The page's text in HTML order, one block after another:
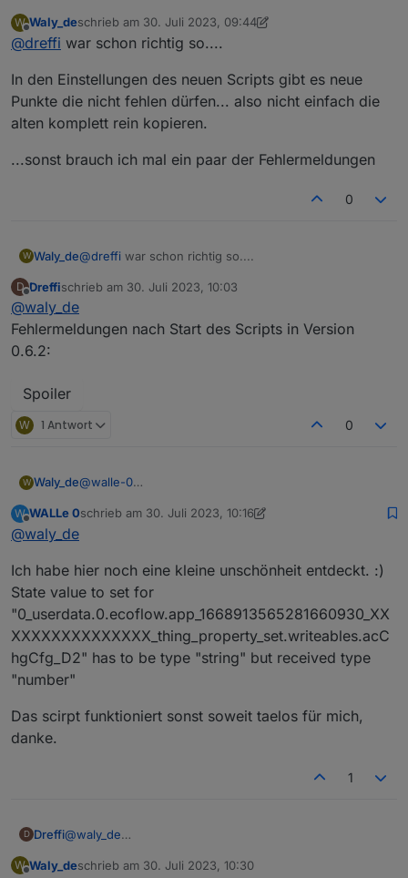
Skript am besten aus?
Ich habe das alte gestoppt, ein neues angelegt und die
des Skripts erhalte ich dann massig rote Fehlereinträge
im Log.
W
Offline
Waly_deschrieb am 30. Juli 2023, 09:44
zuletzt editiert von Waly_de
@dreffi war schon richtig so....
In den Einstellungen des neuen Scripts gibt es neue
Punkte die nicht fehlen dürfen... also nicht einfach die
alten komplett rein kopieren.
...sonst brauch ich mal ein paar der Fehlermeldungen
0
W Waly_de@dreffi war schon richtig so....
In den Einstellungen des neuen Scripts gibt es neue
alten komplett rein kopieren.
...sonst brauch ich mal ein paar der Fehlermeldungen
D
Offline
Dreffischrieb am 30. Juli 2023, 10:03
zuletzt editiert von
@waly_de
Fehlermeldungen nach Start des Scripts in Version
0.6.2:
Spoiler
W 1 Antwort 0
W Waly_de@walle-0
W
Offline
WALLe 0schrieb am 30. Juli 2023, 10:16
zuletzt editiert von WALLe 0
@waly_de
Ich habe hier noch eine kleine unschönheit entdeckt. :)
State value to set for
"0_userdata.0.ecoflow.app_1668913565281660930_XX
XXXXXXXXXXXXXX_thing_property_set.writeables.acC
hgCfg_D2" has to be type "string" but received type
"number"
Das scirpt funktioniert sonst soweit taelos für mich,
danke.
1
D Dreffi@waly_de
W Waly_deschrieb am 30. Juli 2023, 10:30
zuletzt editiert von